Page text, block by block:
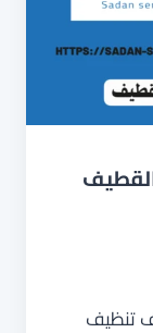
تنظيف